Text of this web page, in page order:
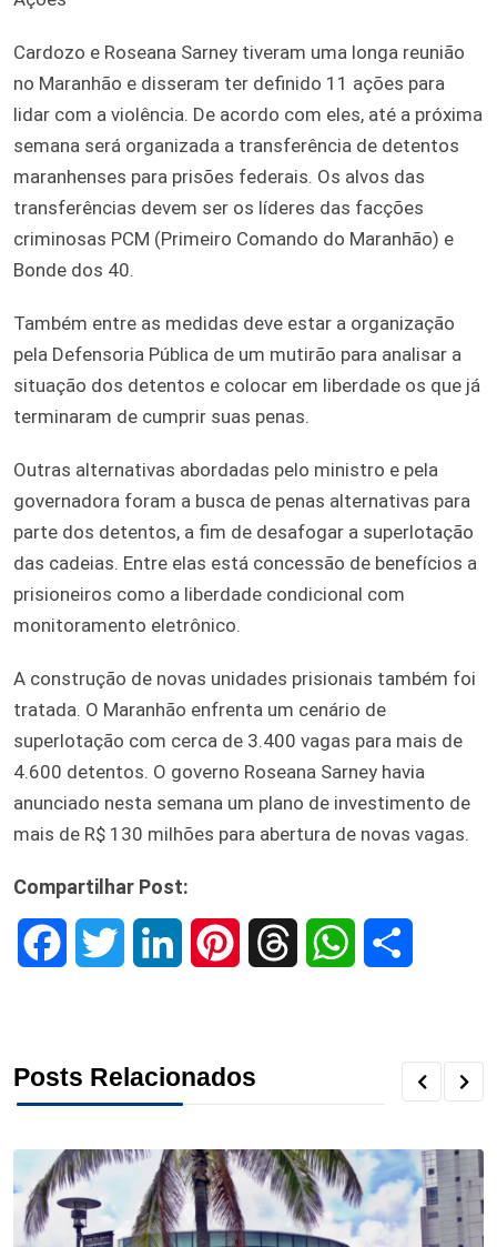
Cardozo e Roseana Sarney tiveram uma longa reunião
no Maranhão e disseram ter definido 11 ações para
lidar com a violência. De acordo com eles, até a próxima
semana será organizada a transferência de detentos
maranhenses para prisões federais. Os alvos das
transferências devem ser os líderes das facções
criminosas PCM (Primeiro Comando do Maranhão) e
Bonde dos 40.
Também entre as medidas deve estar a organização
pela Defensoria Pública de um mutirão para analisar a
situação dos detentos e colocar em liberdade os que já
terminaram de cumprir suas penas.
Outras alternativas abordadas pelo ministro e pela
governadora foram a busca de penas alternativas para
parte dos detentos, a fim de desafogar a superlotação
das cadeias. Entre elas está concessão de benefícios a
prisioneiros como a liberdade condicional com
monitoramento eletrônico.
A construção de novas unidades prisionais também foi
tratada. O Maranhão enfrenta um cenário de
superlotação com cerca de 3.400 vagas para mais de
4.600 detentos. O governo Roseana Sarney havia
anunciado nesta semana um plano de investimento de
mais de R$ 130 milhões para abertura de novas vagas.
Compartilhar Post:
e
o
o
t
r
k
d
I
t
e
d
s
A
p
Posts Relacionados